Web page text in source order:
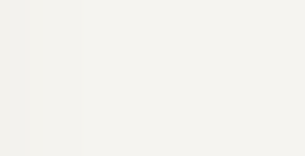
d'une Jeune Fille Traduit du Russe, Paris, Sanard e...
: Haute-Saône